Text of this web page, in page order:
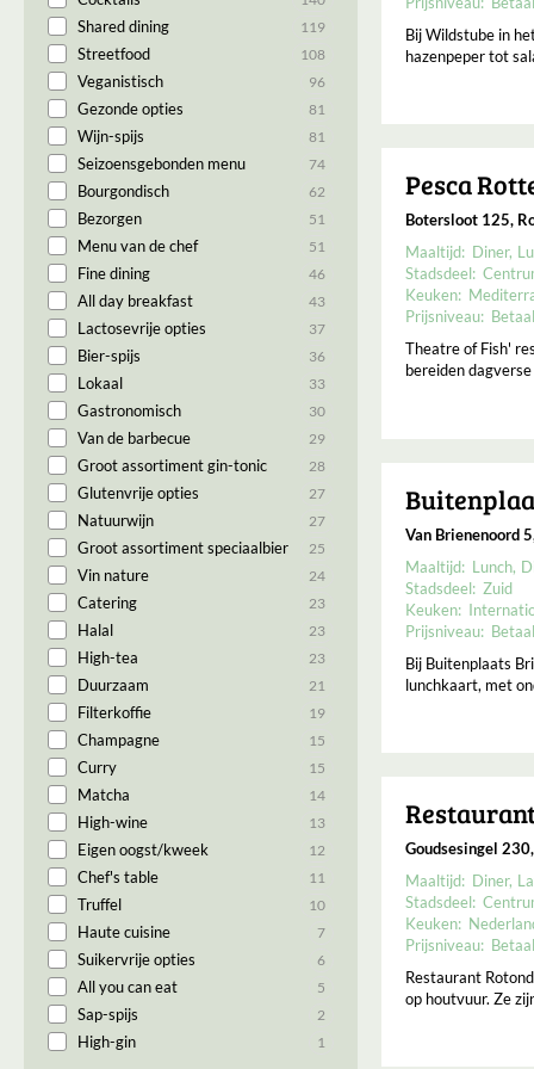
Shared dining 119
Streetfood 108
Veganistisch 96
Gezonde opties 81
Wijn-spijs 81
Seizoensgebonden menu 74
Bourgondisch 62
Bezorgen 51
Menu van de chef 51
Fine dining 46
All day breakfast 43
Lactosevrije opties 37
Bier-spijs 36
Lokaal 33
Gastronomisch 30
Van de barbecue 29
Groot assortiment gin-tonic 28
Glutenvrije opties 27
Natuurwijn 27
Groot assortiment speciaalbier 25
Vin nature 24
Catering 23
Halal 23
High-tea 23
Duurzaam 21
Filterkoffie 19
Champagne 15
Curry 15
Matcha 14
High-wine 13
Eigen oogst/kweek 12
Chef's table 11
Truffel 10
Haute cuisine 7
Suikervrije opties 6
All you can eat 5
Sap-spijs 2
High-gin 1
Bij Wildstube in
hazenpeper tot
Pesca
Botersloot 125,
Maaltijd: Diner
Stadsdeel:
Keuken:
Prijsniveau:
Theatre of Fish'
bereiden
Van Brienenoord
Maaltijd: Lunch
Stadsdeel: Zuid
Keuken:
Prijsniveau:
Bij Buitenplaats
lunchkaart, met
Goudsesingel
Maaltijd: Diner
Stadsdeel:
Keuken:
Prijsniveau:
Restaurant
op houtvuur. Ze